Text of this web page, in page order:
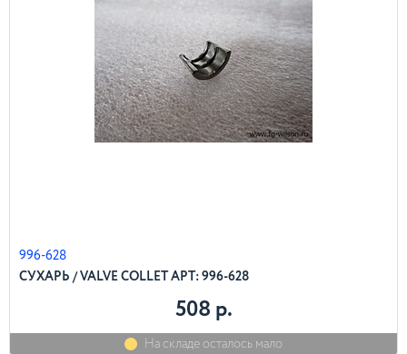
996-628
СУХАРЬ / VALVE COLLET АРТ: 996-628
508 р.
На складе осталось мало